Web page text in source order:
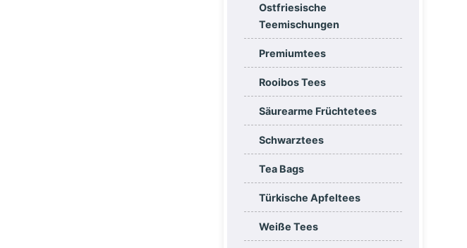
Ostfriesische
Teemischungen
Premiumtees
Rooibos Tees
Säurearme Früchtetees
Schwarztees
Tea Bags
Türkische Apfeltees
Weiße Tees